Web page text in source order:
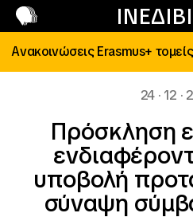
Ανακοινώσεις Erasmus+
24 · 12 ·
Πρόσκληση
υποβολή
σύναψη